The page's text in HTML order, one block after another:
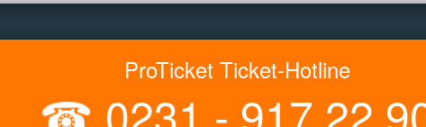
ProTicket Ticket-Hotline